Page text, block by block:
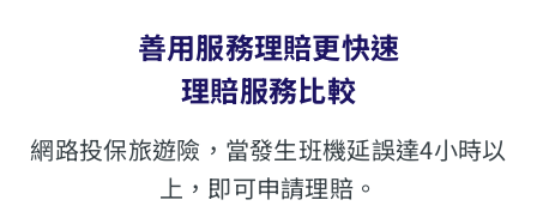
善用服務理賠更快速
理賠服務比較
網路投保旅遊險，當發生班機延誤達4小時以
上，即可申請理賠。